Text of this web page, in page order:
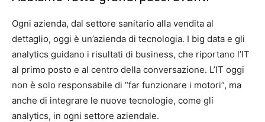
Ogni azienda, dal settore sanitario alla vendita al
dettaglio, oggi è un’azienda di tecnologia. I big data e gli
analytics guidano i risultati di business, che riportano l’IT
al primo posto e al centro della conversazione. L’IT oggi
non è solo responsabile di “far funzionare i motori”, ma
anche di integrare le nuove tecnologie, come gli
analytics, in ogni settore aziendale.